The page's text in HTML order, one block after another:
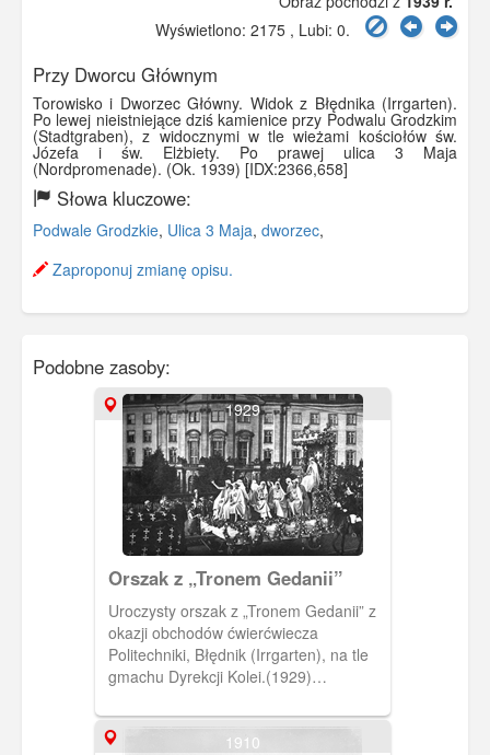
Wyświetlono: 2175 , Lubi: 0.
Przy Dworcu Głównym
Torowisko i Dworzec Główny. Widok z Błędnika (Irrgarten).
Po lewej nieistniejące dziś kamienice przy Podwalu Grodzkim
(Stadtgraben), z widocznymi w tle wieżami kościołów św.
Józefa i św. Elżbiety. Po prawej ulica 3 Maja
(Nordpromenade). (Ok. 1939) [IDX:2366,658]
Słowa kluczowe:
Podwale Grodzkie, Ulica 3 Maja, dworzec,
Zaproponuj zmianę opisu.
Podobne zasoby:
1929
Orszak z „Tronem Gedanii”
Uroczysty orszak z „Tronem Gedanii” z
okazji obchodów ćwierćwiecza
Politechniki, Błędnik (Irrgarten), na tle
gmachu Dyrekcji Kolei.(1929)
1910